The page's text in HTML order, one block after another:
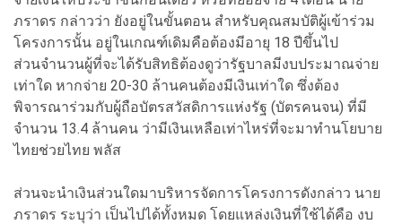
ภราดร กล่าวว่า ยังอยู่ในขั้นตอน สำหรับคุณสมบัติผู้เข้าร่วม
โครงการนั้น อยู่ในเกณฑ์เดิมคือต้องมีอายุ 18 ปีขึ้นไป
ส่วนจำนวนผู้ที่จะได้รับสิทธิต้องดูว่ารัฐบาลมีงบประมาณจ่าย
เท่าใด หากจ่าย 20-30 ล้านคนต้องมีเงินเท่าใด ซึ่งต้อง
พิจารณาร่วมกับผู้ถือบัตรสวัสดิการแห่งรัฐ (บัตรคนจน) ที่มี
จำนวน 13.4 ล้านคน ว่ามีเงินเหลือเท่าไหร่ที่จะมาทำนโยบาย
ไทยช่วยไทย พลัส
ส่วนจะนำเงินส่วนใดมาบริหารจัดการโครงการดังกล่าว นาย
ภราดร ระบุว่า เป็นไปได้ทั้งหมด โดยแหล่งเงินที่ใช้ได้คือ งบ